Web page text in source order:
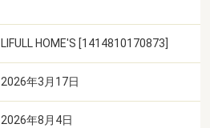
LIFULL HOME'S [1414810170873]
2026年3月17日
2026年8月4日